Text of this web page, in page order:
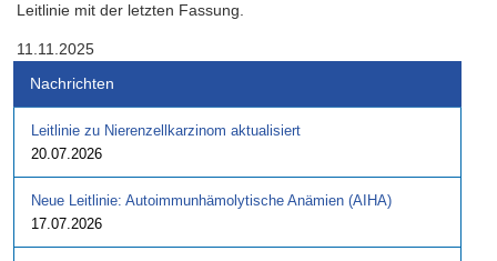
Leitlinie mit der letzten Fassung.
11.11.2025
Nachrichten
Leitlinie zu Nierenzellkarzinom aktualisiert
20.07.2026
Neue Leitlinie: Autoimmunhämolytische Anämien (AIHA)
17.07.2026